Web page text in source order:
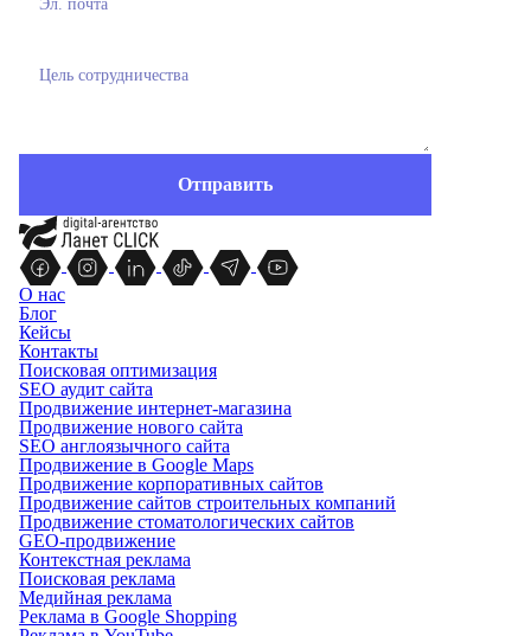
О нас
Блог
Кейсы
Контакты
Поисковая оптимизация
SEO аудит сайта
Продвижение интернет-магазина
Продвижение нового сайта
SEO англоязычного сайта
Продвижение в Google Maps
Продвижение корпоративных сайтов
Продвижение сайтов строительных компаний
Продвижение стоматологических сайтов
GEO-продвижение
Контекстная реклама
Поисковая реклама
Медийная реклама
Реклама в Google Shopping